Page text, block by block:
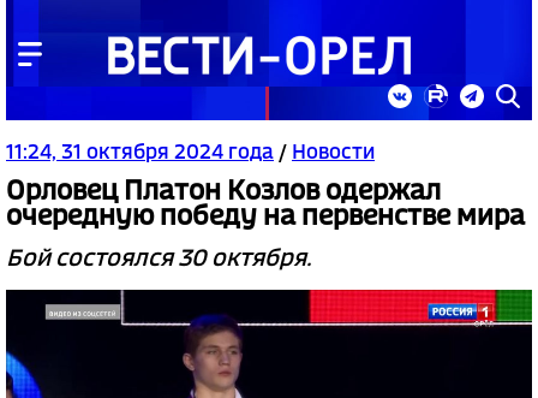
11:24, 31 октября 2024 года / Новости
Орловец Платон Козлов одержал
очередную победу на первенстве мира
Бой состоялся 30 октября.